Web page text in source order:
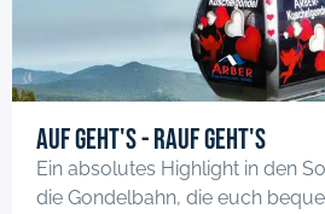
Auf geht's - rauf geht's
Ein absolutes Highlight in den
die Gondelbahn, die euch